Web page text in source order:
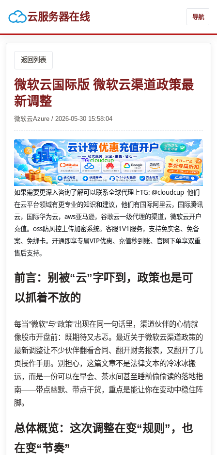
云服务器在线 导航
返回列表
微软云国际版 微软云渠道政策最
新调整
微软云Azure / 2026-05-30 15:58:04
如果需要更深入咨询了解可以联系全球代理上TG: @cloudcup 他们
在云平台领域有更专业的知识和建议，他们有国际阿里云，国际腾讯
云，国际华为云，aws亚马逊，谷歌云一级代理的渠道，微软云开户
充值。oss防风控上传加密系统。客服1V1服务，支持免实名、免备
案、免绑卡。开通即享专属VIP优惠、充值秒到账、官网下单享双重
售后支持。
前言：别被“云”字吓到，政策也是可
以抓着不放的
每当“微软”与“政策”出现在同一句话里，渠道伙伴的心情就
像股市开盘前：既期待又忐忑。最近关于微软云渠道政策的
最新调整让不少伙伴翻看合同、翻开财务报表，又翻开了几
页操作手册。别担心，这篇文章不是法律文本的冷冰冰搬
运，而是一份可以在早会、茶水间甚至睡前偷偷读的落地指
南——带点幽默、带点干货，重点是能让你在变动中稳住阵
脚。
总体概览：这次调整在变“规则”，也
在变“节奏”